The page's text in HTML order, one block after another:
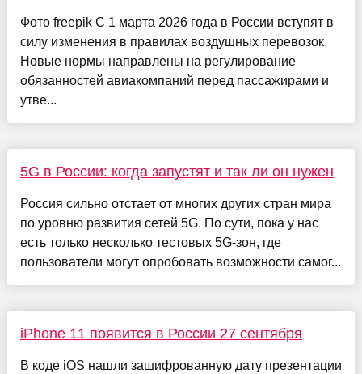
Фото freepik С 1 марта 2026 года в России вступят в
силу изменения в правилах воздушных перевозок.
Новые нормы направлены на регулирование
обязанностей авиакомпаний перед пассажирами и
утве...
5G в России: когда запустят и так ли он нужен
Россия сильно отстает от многих других стран мира
по уровню развития сетей 5G. По сути, пока у нас
есть только несколько тестовых 5G-зон, где
пользователи могут опробовать возможности самог...
iPhone 11 появится в России 27 сентября
В коде iOS нашли зашифрованную дату презентации